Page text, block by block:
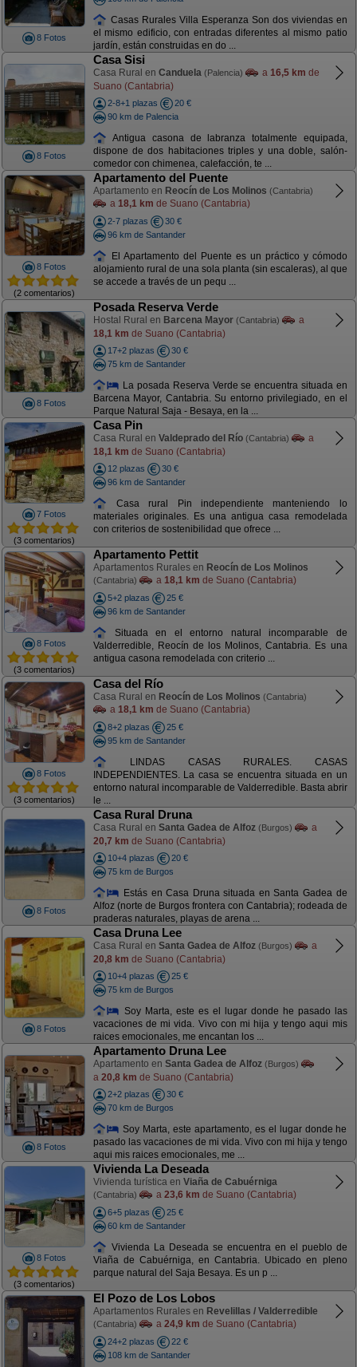
8 Fotos
Casas Rurales Villa Esperanza Son dos viviendas en
el mismo edificio, con entradas diferentes al mismo patio
jardín, están construidas en do ...
8 Fotos
Casa Sisi
Casa Rural en Canduela (Palencia) a 16,5 km de
Suano (Cantabria)
2-8+1 plazas
20 €
90 km de Palencia
Antigua casona de labranza totalmente equipada,
dispone de dos habitaciones triples y una doble, salón-
comedor con chimenea, calefacción, te ...
8 Fotos
(2 comentarios)
Apartamento del Puente
Apartamento en Reocín de Los Molinos (Cantabria)
a 18,1 km de Suano (Cantabria)
2-7 plazas
30 €
96 km de Santander
El Apartamento del Puente es un práctico y cómodo
alojamiento rural de una sola planta (sin escaleras), al que
se accede a través de un pequ ...
8 Fotos
Posada Reserva Verde
Hostal Rural en Barcena Mayor (Cantabria)
a
18,1 km de Suano (Cantabria)
17+2 plazas
30 €
75 km de Santander
La posada Reserva Verde se encuentra situada en
Barcena Mayor, Cantabria. Su entorno privilegiado, en el
Parque Natural Saja - Besaya, en la ...
7 Fotos
(3 comentarios)
Casa Pin
Casa Rural en Valdeprado del Río (Cantabria)
a
18,1 km de Suano (Cantabria)
12 plazas
30 €
96 km de Santander
Casa rural Pin independiente manteniendo lo
materiales originales. Es una antigua casa remodelada
con criterios de sostenibilidad que ofrece ...
8 Fotos
(3 comentarios)
Apartamento Pettit
Apartamentos Rurales en Reocín de Los Molinos
(Cantabria) a 18,1 km de Suano (Cantabria)
5+2 plazas
25 €
96 km de Santander
Situada en el entorno natural incomparable de
Valderredible, Reocín de los Molinos, Cantabria. Es una
antigua casona remodelada con criterio ...
8 Fotos
(3 comentarios)
Casa del Río
Casa Rural en Reocín de Los Molinos (Cantabria)
a 18,1 km de Suano (Cantabria)
8+2 plazas
25 €
95 km de Santander
LINDAS CASAS RURALES. CASAS
INDEPENDIENTES. La casa se encuentra situada en un
entorno natural incomparable de Valderredible. Basta abrir
le ...
8 Fotos
Casa Rural Druna
Casa Rural en Santa Gadea de Alfoz (Burgos)
a
20,7 km de Suano (Cantabria)
10+4 plazas
20 €
75 km de Burgos
Estás en Casa Druna situada en Santa Gadea de
Alfoz (norte de Burgos frontera con Cantabria); rodeada de
praderas naturales, playas de arena ...
8 Fotos
Casa Druna Lee
Casa Rural en Santa Gadea de Alfoz (Burgos)
a
20,8 km de Suano (Cantabria)
10+4 plazas
25 €
75 km de Burgos
Soy Marta, este es el lugar donde he pasado las
vacaciones de mi vida. Vivo con mi hija y tengo aqui mis
raices emocionales, me encantan los ...
8 Fotos
Apartamento Druna Lee
Apartamento en Santa Gadea de Alfoz (Burgos)
a 20,8 km de Suano (Cantabria)
2+2 plazas
30 €
70 km de Burgos
Soy Marta, este apartamento, es el lugar donde he
pasado las vacaciones de mi vida. Vivo con mi hija y tengo
aqui mis raices emocionales, me ...
8 Fotos
(3 comentarios)
Vivienda La Deseada
Vivienda turística en Viaña de Cabuérniga
(Cantabria) a 23,6 km de Suano (Cantabria)
6+5 plazas
25 €
60 km de Santander
Vivienda La Deseada se encuentra en el pueblo de
Viaña de Cabuérniga, en Cantabria. Ubicado en pleno
parque natural del Saja Besaya. Es un p ...
El Pozo de Los Lobos
Apartamentos Rurales en Revelillas / Valderredible
(Cantabria) a 24,9 km de Suano (Cantabria)
24+2 plazas
22 €
108 km de Santander